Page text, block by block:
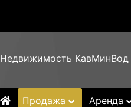
Недвижимость КавМинВод
Продажа Аренда